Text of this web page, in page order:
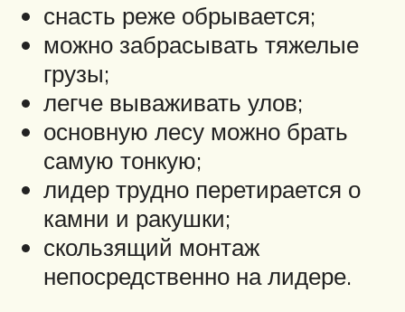
снасть реже обрывается;
можно забрасывать тяжелые
грузы;
легче вываживать улов;
основную лесу можно брать
самую тонкую;
лидер трудно перетирается о
камни и ракушки;
скользящий монтаж
непосредственно на лидере.